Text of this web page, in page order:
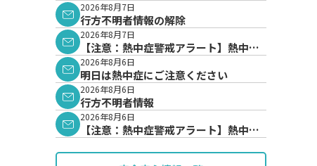
2026年8月7日
行方不明者情報の解除
2026年8月7日
【注意：熱中症警戒アラート】熱中症
警戒アラートが発表されています。
2026年8月6日
明日は熱中症にご注意ください
2026年8月6日
行方不明者情報
2026年8月6日
【注意：熱中症警戒アラート】熱中症